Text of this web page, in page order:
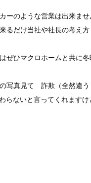
ーのような営業は出来ませ
るだけ当社や社長の考え
ぜひマクロホームと共に
真見て 詐欺（全然違う
らないと言ってくれますけ